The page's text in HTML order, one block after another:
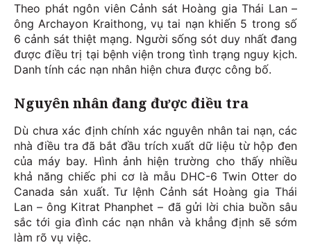
Theo phát ngôn viên Cảnh sát Hoàng gia Thái Lan –
ông Archayon Kraithong, vụ tai nạn khiến 5 trong số
6 cảnh sát thiệt mạng. Người sống sót duy nhất đang
được điều trị tại bệnh viện trong tình trạng nguy kịch.
Danh tính các nạn nhân hiện chưa được công bố.
Nguyên nhân đang được điều tra
Dù chưa xác định chính xác nguyên nhân tai nạn, các
nhà điều tra đã bắt đầu trích xuất dữ liệu từ hộp đen
của máy bay. Hình ảnh hiện trường cho thấy nhiều
khả năng chiếc phi cơ là mẫu DHC-6 Twin Otter do
Canada sản xuất. Tư lệnh Cảnh sát Hoàng gia Thái
Lan – ông Kitrat Phanphet – đã gửi lời chia buồn sâu
sắc tới gia đình các nạn nhân và khẳng định sẽ sớm
làm rõ vụ việc.